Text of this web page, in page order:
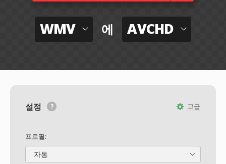
WMV 에 AVCHD
고급
설정
프로필:
자동